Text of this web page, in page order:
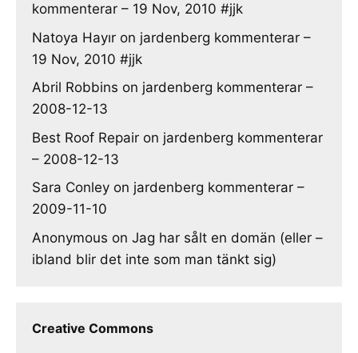
kommenterar – 19 Nov, 2010 #jjk
Natoya Hayır on jardenberg kommenterar –
19 Nov, 2010 #jjk
Abril Robbins on jardenberg kommenterar –
2008-12-13
Best Roof Repair on jardenberg kommenterar
– 2008-12-13
Sara Conley on jardenberg kommenterar –
2009-11-10
Anonymous on Jag har sålt en domän (eller –
ibland blir det inte som man tänkt sig)
Creative Commons